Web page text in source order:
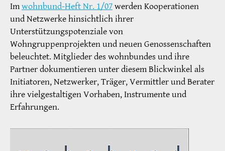
Imwohnbund-Heft Nr. 1/07werden Kooperationen
und Netzwerke hinsichtlich ihrer
Unterstützungspotenziale von
Wohngruppenprojekten und neuen Genossenschaften
beleuchtet. Mitglieder des wohnbundes und ihre
Partner dokumentieren unter diesem Blickwinkel als
Initiatoren, Netzwerker, Träger, Vermittler und Berater
ihre vielgestaltigen Vorhaben, Instrumente und
Erfahrungen.